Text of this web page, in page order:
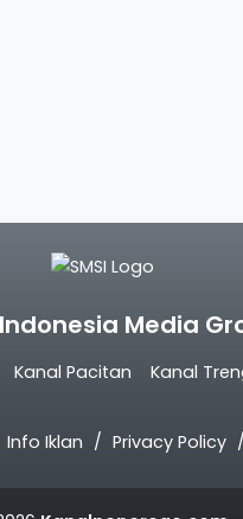
Media
Kanal Pacitan Kanal
Info Iklan Privacy Policy